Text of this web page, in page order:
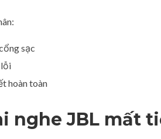
sạc
lỗi
hoàn toàn
nghe JBL mất